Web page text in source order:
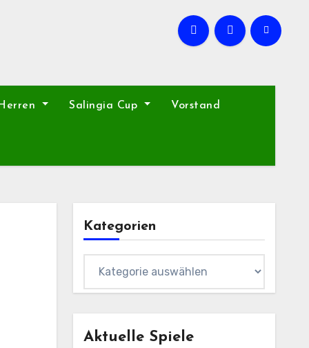
Salingia Cup Vorstand
Kategorien
Aktuelle Spiele